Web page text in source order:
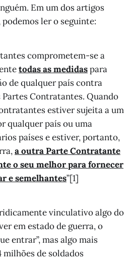
Em um dos artigos
ler o seguinte:
comprometem-se a
todas as medidaspara
de qualquer país contra
Partes Contratantes. Quando
estiver sujeita a um
qualquer país ou uma
países e estiver, portanto,
a outra Parte Contratante
o seu melhor para fornecer
e semelhantes”[1]
vinculativo algo do
em estado de guerra, o
entrar”, mas algo mais
milhões de soldados